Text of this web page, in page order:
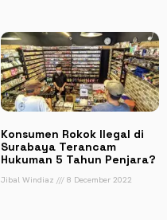
Konsumen Rokok Ilegal di
Surabaya Terancam
Hukuman 5 Tahun Penjara?
Jibal Windiaz 8 December 2022